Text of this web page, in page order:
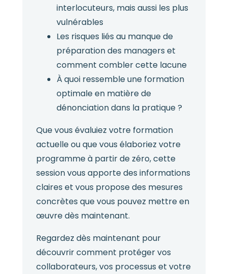
interlocuteurs, mais aussi les plus
vulnérables
Les risques liés au manque de
préparation des managers et
comment combler cette lacune
À quoi ressemble une formation
optimale en matière de
dénonciation dans la pratique ?
Que vous évaluiez votre formation
actuelle ou que vous élaboriez votre
programme à partir de zéro, cette
session vous apporte des informations
claires et vous propose des mesures
concrètes que vous pouvez mettre en
œuvre dès maintenant.
Regardez dès maintenant pour
découvrir comment protéger vos
collaborateurs, vos processus et votre